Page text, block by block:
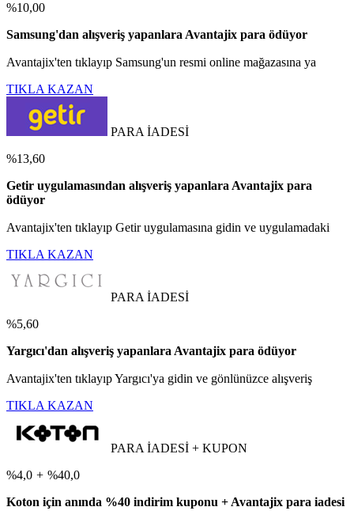
%10,00
Samsung'dan alışveriş yapanlara Avantajix para ödüyor
Avantajix'ten tıklayıp Samsung'un resmi online mağazasına ya
TIKLA KAZAN
PARA İADESİ
%13,60
Getir uygulamasından alışveriş yapanlara Avantajix para
ödüyor
Avantajix'ten tıklayıp Getir uygulamasına gidin ve uygulamadaki
TIKLA KAZAN
PARA İADESİ
%5,60
Yargıcı'dan alışveriş yapanlara Avantajix para ödüyor
Avantajix'ten tıklayıp Yargıcı'ya gidin ve gönlünüzce alışveriş
TIKLA KAZAN
PARA İADESİ + KUPON
%4,0 + %40,0
Koton için anında %40 indirim kuponu + Avantajix para iadesi